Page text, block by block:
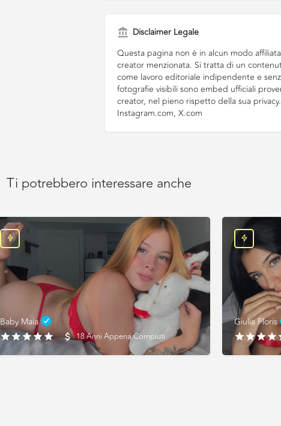
Disclaimer Legale
Questa pagina non è in alcun modo
creator menzionata. Si tratta di un
come lavoro editoriale indipendente e
fotografie visibili sono embed ufficiali
creator, nel pieno rispetto della sua
Instagram.com, X.com
Ti potrebbero interessare anche
Baby Maia
18 Anni Appena Compiuti
Giulia Floris